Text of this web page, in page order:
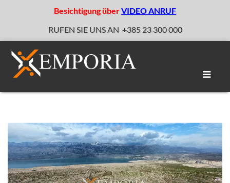
Besichtigung überVIDEO ANRUF
RUFEN SIE UNS AN +385 23 300 000